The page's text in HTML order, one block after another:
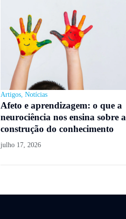
Artigos, Notícias
Afeto e aprendizagem: o que a
neurociência nos ensina sobre a
construção do conhecimento
julho 17, 2026